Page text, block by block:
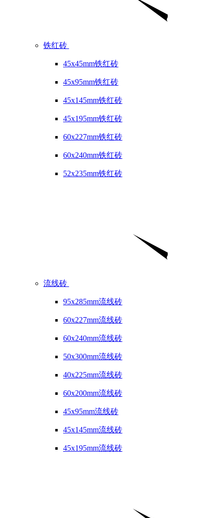
铁红砖
45x45mm铁红砖
45x95mm铁红砖
45x145mm铁红砖
45x195mm铁红砖
60x227mm铁红砖
60x240mm铁红砖
52x235mm铁红砖
流线砖
95x285mm流线砖
60x227mm流线砖
60x240mm流线砖
50x300mm流线砖
40x225mm流线砖
60x200mm流线砖
45x95mm流线砖
45x145mm流线砖
45x195mm流线砖